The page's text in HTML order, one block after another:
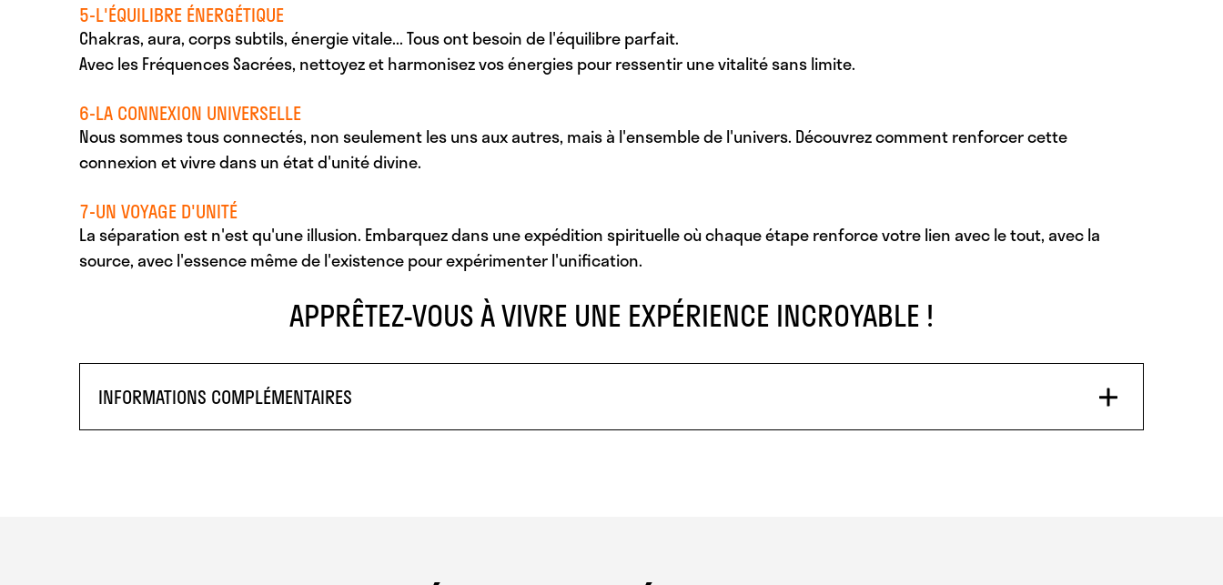
5-L'ÉQUILIBRE ÉNERGÉTIQUE
Chakras, aura, corps subtils, énergie vitale... Tous ont besoin de l'équilibre parfait.
Avec les Fréquences Sacrées, nettoyez et harmonisez vos énergies pour ressentir une vitalité sans limite.
6-LA CONNEXION UNIVERSELLE
Nous sommes tous connectés, non seulement les uns aux autres, mais à l'ensemble de l'univers. Découvrez comment renforcer cette
connexion et vivre dans un état d'unité divine.
7-UN VOYAGE D'UNITÉ
La séparation est n'est qu'une illusion. Embarquez dans une expédition spirituelle où chaque étape renforce votre lien avec le tout, avec la
source, avec l'essence même de l'existence pour expérimenter l'unification.
APPRÊTEZ-VOUS À VIVRE UNE EXPÉRIENCE INCROYABLE !
INFORMATIONS COMPLÉMENTAIRES